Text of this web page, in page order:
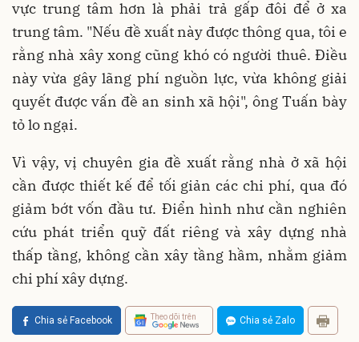
vực trung tâm hơn là phải trả gấp đôi để ở xa
trung tâm. "Nếu đề xuất này được thông qua, tôi e
rằng nhà xây xong cũng khó có người thuê. Điều
này vừa gây lãng phí nguồn lực, vừa không giải
quyết được vấn đề an sinh xã hội", ông Tuấn bày
tỏ lo ngại.
Vì vậy, vị chuyên gia đề xuất rằng nhà ở xã hội
cần được thiết kế để tối giản các chi phí, qua đó
giảm bớt vốn đầu tư. Điển hình như cần nghiên
cứu phát triển quỹ đất riêng và xây dựng nhà
thấp tầng, không cần xây tầng hầm, nhằm giảm
chi phí xây dựng.
Chia sẻ Facebook Theo dõi trên Chia sẻ Zalo